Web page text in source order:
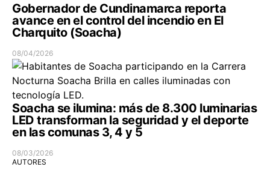
Gobernador de Cundinamarca reporta
avance en el control del incendio en El
Charquito (Soacha)
08/04/2026
Soacha se ilumina: más de 8.300 luminarias
LED transforman la seguridad y el deporte
en las comunas 3, 4 y 5
08/03/2026
AUTORES